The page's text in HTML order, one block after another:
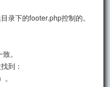
录下的footer.php控制的。
。
到：